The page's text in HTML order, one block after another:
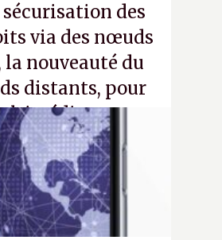
des
via des nœuds
nouveauté du
distants, pour
: QuTech /